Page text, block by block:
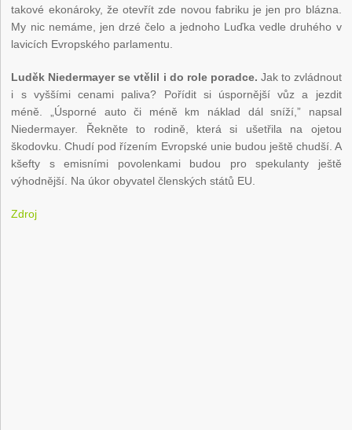
takové ekonároky, že otevřít zde novou fabriku je jen pro blázna.
My nic nemáme, jen drzé čelo a jednoho Luďka vedle druhého v
lavicích Evropského parlamentu.
Luděk Niedermayer se vtělil i do role poradce. Jak to zvládnout
i s vyššími cenami paliva? Pořídit si úspornější vůz a jezdit
méně. „Úsporné auto či méně km náklad dál sníží,” napsal
Niedermayer. Řekněte to rodině, která si ušetřila na ojetou
škodovku. Chudí pod řízením Evropské unie budou ještě chudší. A
kšefty s emisními povolenkami budou pro spekulanty ještě
výhodnější. Na úkor obyvatel členských států EU.
Zdroj